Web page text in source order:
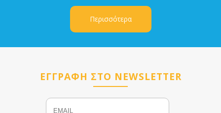
Περισσότερα
ΕΓΓΡΑΦΗ ΣΤΟ NEWSLETTER
Email